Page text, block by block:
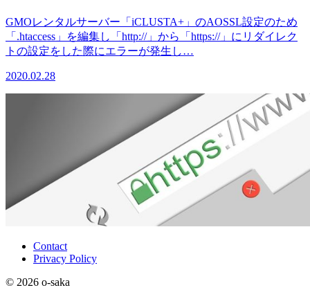
GMOレンタルサーバー「iCLUSTA+」のAOSSL設定のため
「.htaccess」を編集し「http://」から「https://」にリダイレク
トの設定をした際にエラーが発生し…
2020.02.28
Contact
Privacy Policy
© 2026 o-saka